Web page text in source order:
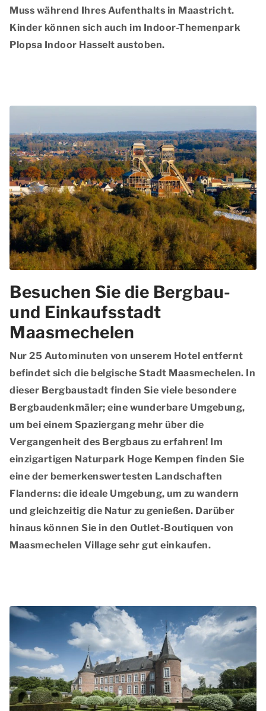
Muss während Ihres Aufenthalts in Maastricht.
Kinder können sich auch im Indoor-Themenpark
Plopsa Indoor Hasselt austoben.
Besuchen Sie die Bergbau-
und Einkaufsstadt
Maasmechelen
Nur 25 Autominuten von unserem Hotel entfernt
befindet sich die belgische Stadt Maasmechelen. In
dieser Bergbaustadt finden Sie viele besondere
Bergbaudenkmäler; eine wunderbare Umgebung,
um bei einem Spaziergang mehr über die
Vergangenheit des Bergbaus zu erfahren! Im
einzigartigen Naturpark Hoge Kempen finden Sie
eine der bemerkenswertesten Landschaften
Flanderns: die ideale Umgebung, um zu wandern
und gleichzeitig die Natur zu genießen. Darüber
hinaus können Sie in den Outlet-Boutiquen von
Maasmechelen Village sehr gut einkaufen.